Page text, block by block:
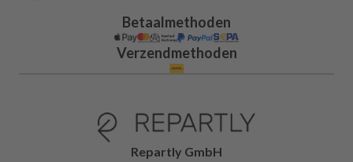
Betaalmethoden
Verzendmethoden
Repartly GmbH